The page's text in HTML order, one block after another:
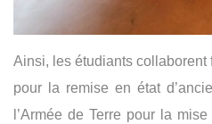
Ainsi, les étudiants
pour la remise en état
l’Armée de Terre pour la